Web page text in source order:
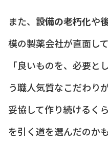
また、 設備の老朽化や
模の製薬会社が直面し
「良いものを、必要と
う職人気質なこだわり
妥協して作り続けるく
を引く道を選んだのか